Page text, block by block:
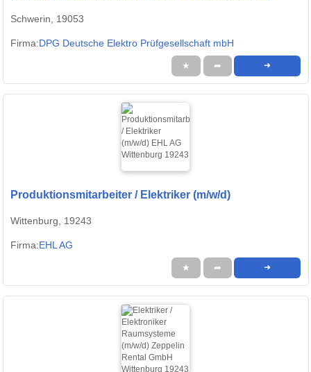
Schwerin, 19053
Firma:DPG Deutsche Elektro Prüfgesellschaft mbH
★ ➦ ➜
Produktionsmitarbeiter / Elektriker (m/w/d)
Wittenburg, 19243
Firma:EHL AG
★ ➦ ➜